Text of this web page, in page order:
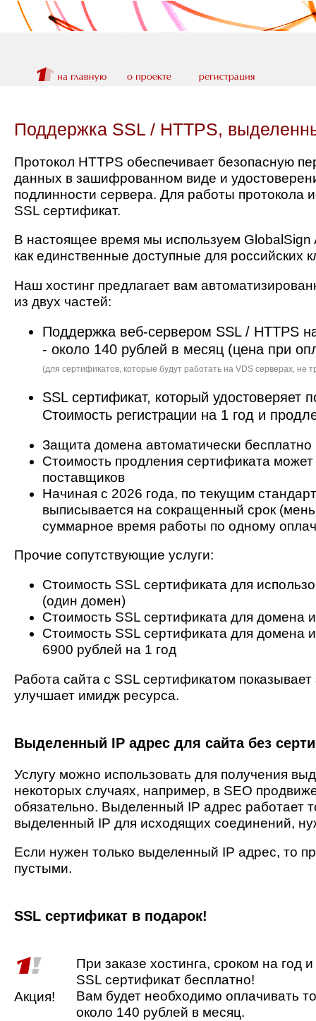
Поддержка SSL / HTTPS,
Протокол HTTPS обеспечивает безопасную
данных в зашифрованном виде и
подлинности сервера. Для работы протокола
SSL сертификат.
В настоящее время мы используем GlobalSign
как единственные доступные для российских
Наш хостинг предлагает вам
из двух частей:
Поддержка веб-сервером SSL / HTTPS
- около 140 рублей в месяц (цена при
(для сертификатов, которые будут работать на VDS серверах, не
SSL сертификат, который
Стоимость регистрации на 1 год и
Защита домена автоматически
Стоимость продления сертификата
поставщиков
Начиная с 2026 года, по текущим
выписывается на сокращенный срок
суммарное время работы по одному
Прочие сопутствующие услуги:
Стоимость SSL сертификата для
(один домен)
Стоимость SSL сертификата для домена
Стоимость SSL сертификата для домена
6900 рублей на 1 год
Работа сайта с SSL сертификатом
улучшает имидж ресурса.
Выделенный IP адрес для сайта без
Услугу можно использовать для получения
некоторых случаях, например, в SEO
обязательно. Выделенный IP адрес работает
выделенный IP для исходящих соединений,
Если нужен только выделенный IP адрес, то
пустыми.
SSL сертификат в подарок!
Акция!
При заказе хостинга, сроком на
SSL сертификат бесплатно!
Вам будет необходимо оплачивать
около 140 рублей в месяц.